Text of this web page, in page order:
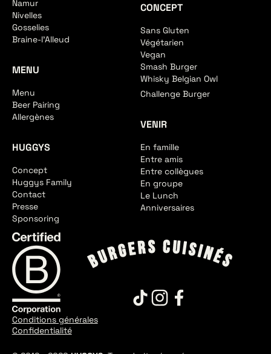
Namur
Nivelles
Gosselies
Braine-l'Alleud
MENU
Menu
Beer Pairing
Allergènes
HUGGYS
Concept
Huggys Family
Contact
Presse
Sponsoring
CONCEPT
Sans Gluten
Végétarien
Vegan
Smash Burger
Whisky Belgian Owl
Challenge Burger
VENIR
En famille
Entre amis
Entre collègues
En groupe
Le Lunch
Anniversaires
Conditions générales
Confidentialité